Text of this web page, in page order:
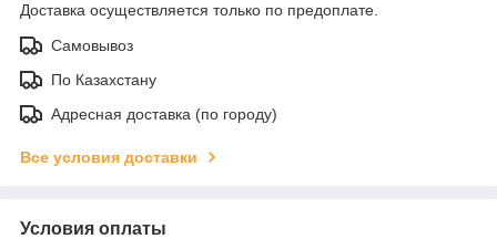
Доставка осуществляется только по предоплате.
Самовывоз
По Казахстану
Адресная доставка (по городу)
Все условия доставки
Условия оплаты